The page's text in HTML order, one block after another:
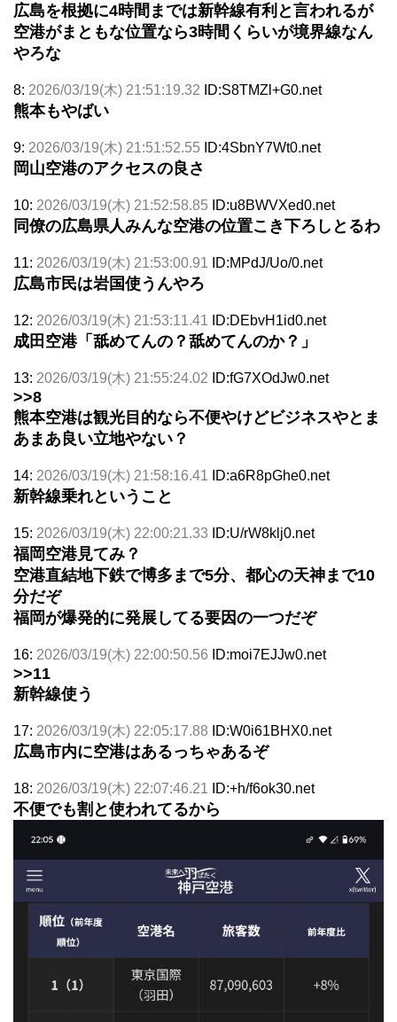
広島を根拠に4時間までは新幹線有利と言われるが
空港がまともな位置なら3時間くらいが境界線なん
やろな
8: 2026/03/19(木) 21:51:19.32 ID:S8TMZl+G0.net
熊本もやばい
9: 2026/03/19(木) 21:51:52.55 ID:4SbnY7Wt0.net
岡山空港のアクセスの良さ
10: 2026/03/19(木) 21:52:58.85 ID:u8BWVXed0.net
同僚の広島県人みんな空港の位置こき下ろしとるわ
11: 2026/03/19(木) 21:53:00.91 ID:MPdJ/Uo/0.net
広島市民は岩国使うんやろ
12: 2026/03/19(木) 21:53:11.41 ID:DEbvH1id0.net
成田空港「舐めてんの？舐めてんのか？」
13: 2026/03/19(木) 21:55:24.02 ID:fG7XOdJw0.net
>>8
熊本空港は観光目的なら不便やけどビジネスやとま
あまあ良い立地やない？
14: 2026/03/19(木) 21:58:16.41 ID:a6R8pGhe0.net
新幹線乗れということ
15: 2026/03/19(木) 22:00:21.33 ID:U/rW8klj0.net
福岡空港見てみ？
空港直結地下鉄で博多まで5分、都心の天神まで10
分だぞ
福岡が爆発的に発展してる要因の一つだぞ
16: 2026/03/19(木) 22:00:50.56 ID:moi7EJJw0.net
>>11
新幹線使う
17: 2026/03/19(木) 22:05:17.88 ID:W0i61BHX0.net
広島市内に空港はあるっちゃあるぞ
18: 2026/03/19(木) 22:07:46.21 ID:+h/f6ok30.net
不便でも割と使われてるから